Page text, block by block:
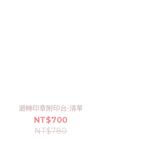
迴轉印章附印台-清單
NT$700
NT$780